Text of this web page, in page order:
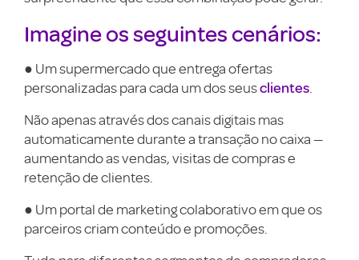
Imagine os seguintes cenários:
● Um supermercado que entrega ofertas
personalizadas para cada um dos seusclientes.
Não apenas através dos canais digitais mas
automaticamente durante a transação no caixa —
aumentando as vendas, visitas de compras e
retenção de clientes.
● Um portal de marketing colaborativo em que os
parceiros criam conteúdo e promoções.